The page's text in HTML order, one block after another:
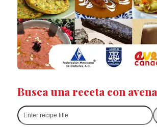
Busca una receta con avena
Enter
recipe